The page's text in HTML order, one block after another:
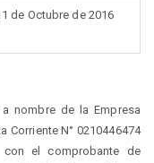
de Octubre de 2016
nombre de la Empresa
Corriente N° 0210446474
con el comprobante de